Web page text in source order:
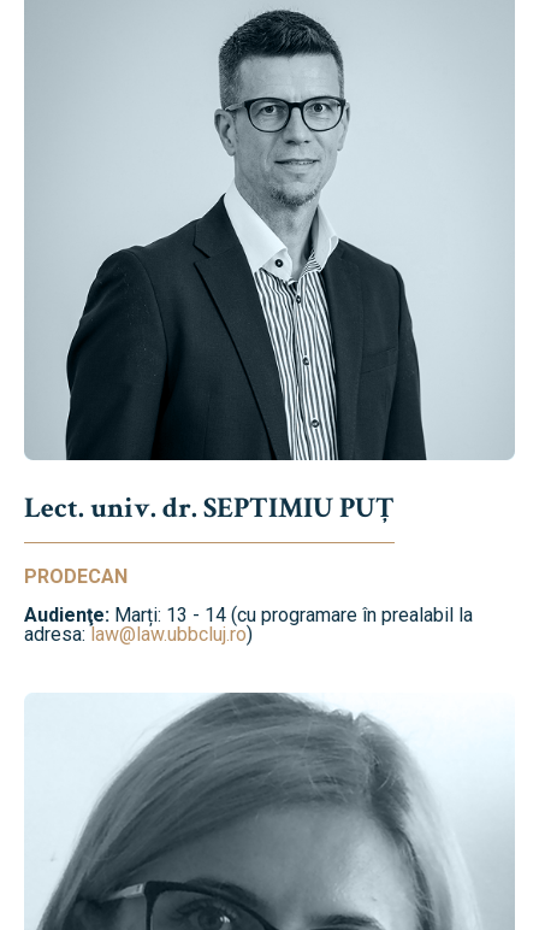
Lect. univ. dr. SEPTIMIU PUȚ
PRODECAN
Audienţe: Marți: 13 - 14 (cu programare în prealabil la
adresa:law@law.ubbcluj.ro)